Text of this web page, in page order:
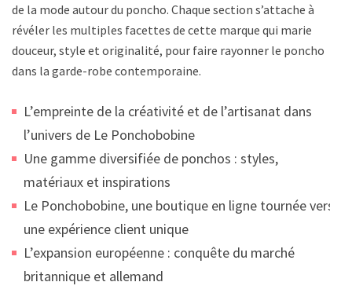
de la mode autour du poncho. Chaque section s’attache à
révéler les multiples facettes de cette marque qui marie
douceur, style et originalité, pour faire rayonner le poncho
dans la garde-robe contemporaine.
L’empreinte de la créativité et de l’artisanat dans
l’univers de Le Ponchobobine
Une gamme diversifiée de ponchos : styles,
matériaux et inspirations
Le Ponchobobine, une boutique en ligne tournée vers
une expérience client unique
L’expansion européenne : conquête du marché
britannique et allemand